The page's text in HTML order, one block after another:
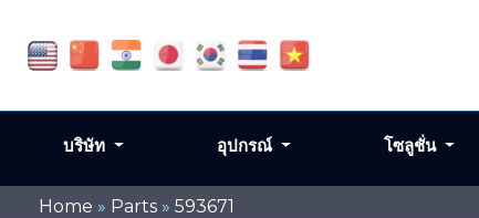
Home » Parts » 593671
บริษัท อุปกรณ์ โซลูชั่น